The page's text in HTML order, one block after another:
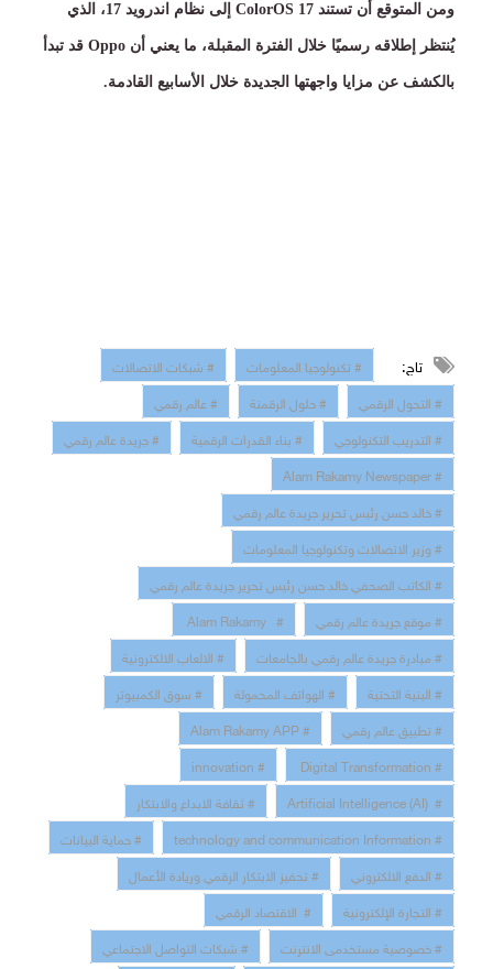
ومن المتوقع أن تستند ColorOS 17 إلى نظام اندرويد 17، الذي
يُنتظر إطلاقه رسميًا خلال الفترة المقبلة، ما يعني أن Oppo قد تبدأ
بالكشف عن مزايا واجهتها الجديدة خلال الأسابيع القادمة.
تاج: # تكنولوجيا المعلومات
# شبكات الاتصالات
# التحول الرقمي
# حلول الرقمنة
# عالم رقمي
# التدريب التكنولوجي
# بناء القدرات الرقمية
# جريدة عالم رقمي
# Alam Rakamy Newspaper
# خالد حسن رئيس تحرير جريدة عالم رقمي
# وزير الاتصالات وتكنولوجيا المعلومات
# الكاتب الصحفي خالد حسن رئيس تحرير جريدة عالم رقمي
# موقع جريدة عالم رقمي
# Alam Rakamy
# مبادرة جريدة عالم رقمي بالجامعات
# الالعاب الالكترونية
# البنية التحتية
# الهواتف المحمولة
# سوق الكمبيوتر
# تطبيق عالم رقمي
# Alam Rakamy APP
# Digital Transformation
# innovation
# Artificial Intelligence (AI)
# ثقافة الابداع والابتكار
# technology and communication Information
# حماية البيانات
# الدفع الالكتروني
# تحفيز الابتكار الرقمي وريادة الأعمال
# التجارة الإلكترونية
# الاقتصاد الرقمي
# خصوصية مستخدمى الانترنت
# شبكات التواصل الاجتماعي